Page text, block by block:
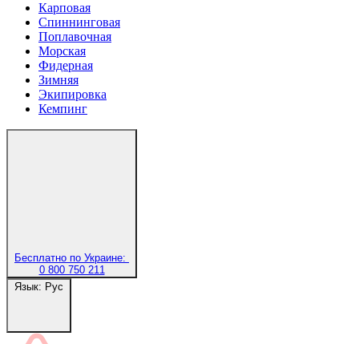
Карповая
Спиннинговая
Поплавочная
Морская
Фидерная
Зимняя
Экипировка
Кемпинг
Бесплатно по Украине:
0 800 750 211
Язык: Рус